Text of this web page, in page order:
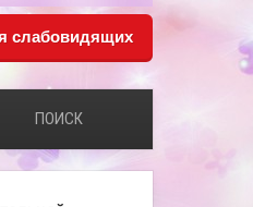
слабовидящих
ПОИСК